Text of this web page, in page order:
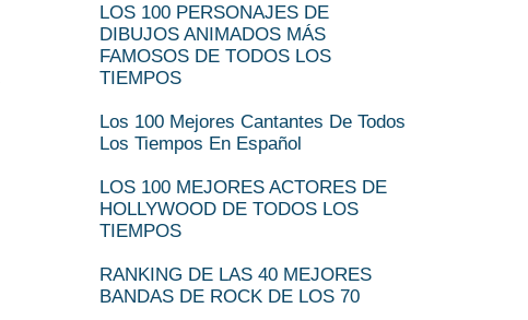
LOS 100 PERSONAJES DE
DIBUJOS ANIMADOS MÁS
FAMOSOS DE TODOS LOS
TIEMPOS
Los 100 Mejores Cantantes De Todos
Los Tiempos En Español
LOS 100 MEJORES ACTORES DE
HOLLYWOOD DE TODOS LOS
TIEMPOS
RANKING DE LAS 40 MEJORES
BANDAS DE ROCK DE LOS 70